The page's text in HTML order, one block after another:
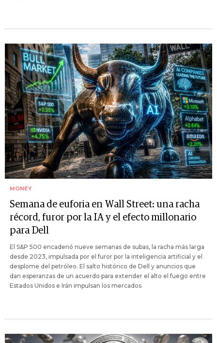
MONEY
Semana de euforia en Wall Street: una racha
récord, furor por la IA y el efecto millonario
para Dell
El S&P 500 encadenó nueve semanas de subas, la racha más larga
desde 2023, impulsada por el furor por la inteligencia artificial y el
desplome del petróleo. El salto histórico de Dell y anuncios que
dan esperanzas de un acuerdo para extender el alto el fuego entre
Estados Unidos e Irán impulsan los mercados